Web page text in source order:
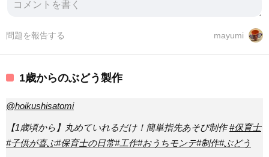
mayumi
問題を報告する
1歳からのぶどう製作
@hoikushisatomi
【1歳頃から】丸めていれるだけ！簡単指先あそび制作#保育士
#子供が喜ぶ#保育士の日常#工作#おうちモンテ#制作#ぶどう